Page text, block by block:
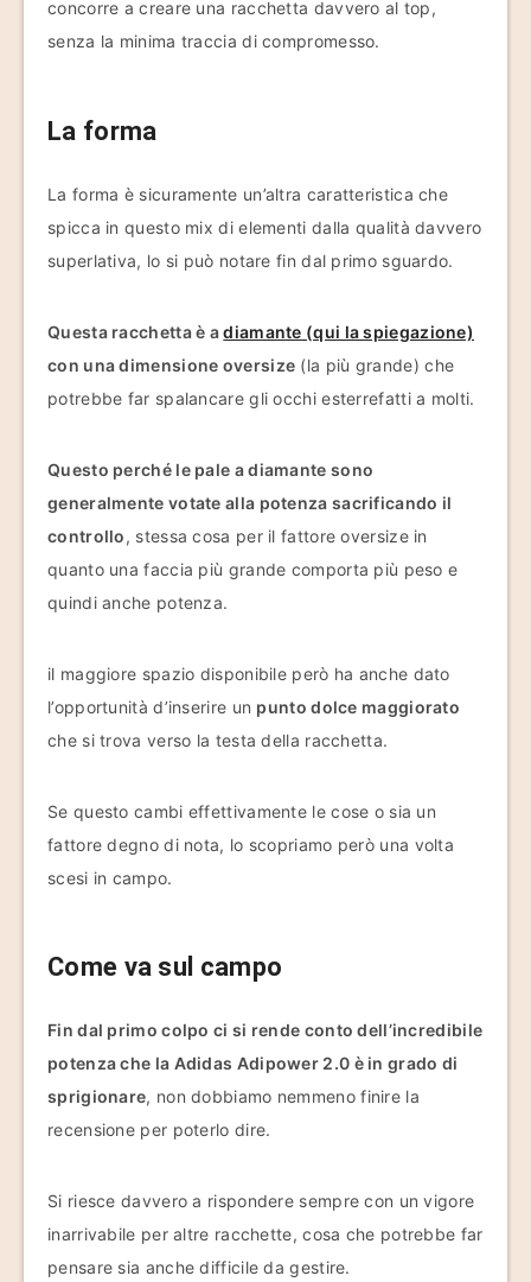
concorre a creare una racchetta davvero al top,
senza la minima traccia di compromesso.
La forma
La forma è sicuramente un’altra caratteristica che
spicca in questo mix di elementi dalla qualità davvero
superlativa, lo si può notare fin dal primo sguardo.
Questa racchetta è adiamante (qui la spiegazione)
con una dimensione oversize (la più grande) che
potrebbe far spalancare gli occhi esterrefatti a molti.
Questo perché le pale a diamante sono
generalmente votate alla potenza sacrificando il
controllo, stessa cosa per il fattore oversize in
quanto una faccia più grande comporta più peso e
quindi anche potenza.
il maggiore spazio disponibile però ha anche dato
l’opportunità d’inserire un punto dolce maggiorato
che si trova verso la testa della racchetta.
Se questo cambi effettivamente le cose o sia un
fattore degno di nota, lo scopriamo però una volta
scesi in campo.
Come va sul campo
Fin dal primo colpo ci si rende conto dell’incredibile
potenza che la Adidas Adipower 2.0 è in grado di
sprigionare, non dobbiamo nemmeno finire la
recensione per poterlo dire.
Si riesce davvero a rispondere sempre con un vigore
inarrivabile per altre racchette, cosa che potrebbe far
pensare sia anche difficile da gestire.